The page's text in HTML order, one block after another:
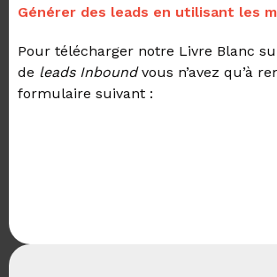
Générer des leads en utilisant les
Pour télécharger notre Livre Blanc
de leads Inboundvous n’avez qu’à
formulaire suivant :